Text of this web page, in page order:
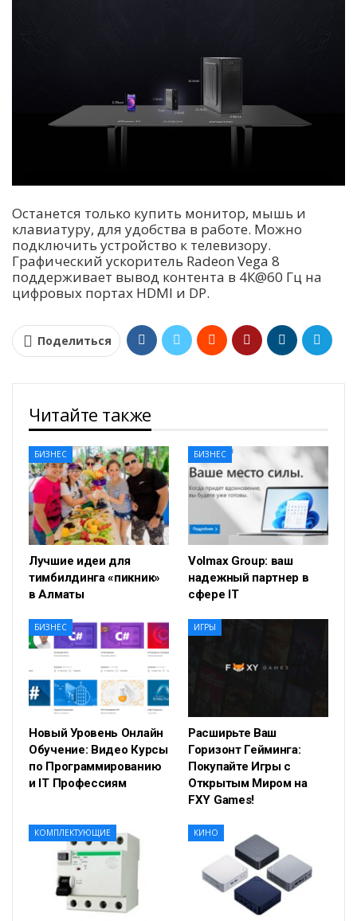
Останется только купить монитор, мышь и
клавиатуру, для удобства в работе. Можно
подключить устройство к телевизору.
Графический ускоритель Radeon Vega 8
поддерживает вывод контента в 4К@60 Гц на
цифровых портах HDMI и DP.
Поделиться
Читайте также
БИЗНЕС
Лучшие идеи для
тимбилдинга «пикник»
в Алматы
БИЗНЕС
Volmax Group: ваш
надежный партнер в
сфере IT
БИЗНЕС
Новый Уровень Онлайн
Обучение: Видео Курсы
по Программированию
и IT Профессиям
ИГРЫ
Расширьте Ваш
Горизонт Гейминга:
Покупайте Игры с
Открытым Миром на
FXY Games!
КОМПЛЕКТУЮЩИЕ КИНО